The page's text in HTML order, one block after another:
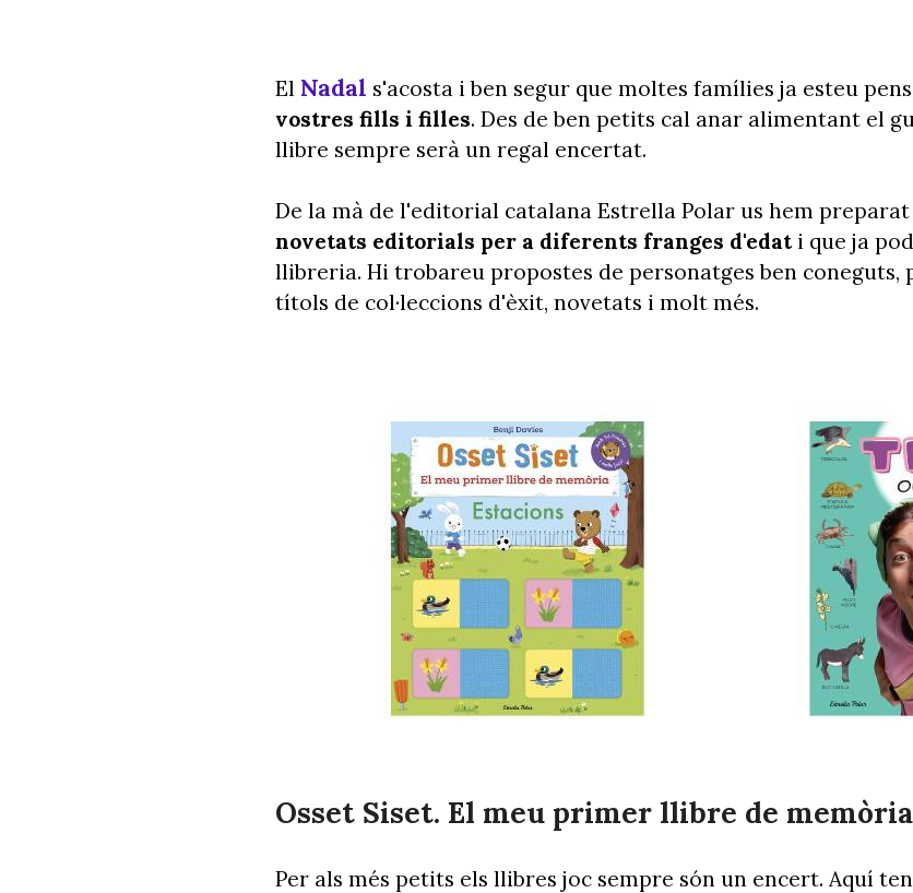
El Nadal s'acosta i ben segur que moltes famílies ja esteu
vostres fills i filles. Des de ben petits cal anar alimentant el
llibre sempre serà un regal encertat.
De la mà de l'editorial catalana Estrella Polar us hem
novetats editorials per a diferents franges d'edat i que ja
llibreria. Hi trobareu propostes de personatges ben coneguts,
títols de col·leccions d'èxit, novetats i molt més.
Osset Siset. El meu primer llibre de
Per als més petits els llibres joc sempre són un encert. Aquí